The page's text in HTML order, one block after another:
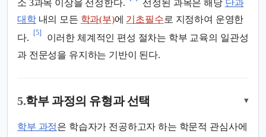
소 3과목 이상을 선정한다.
선정된 과목은 해당 단과
대학내의 모든 학과(부)에 기초필수 로 지정하여 운영한
다.
[5]
이러한 체계적인 편성 절차는 학부 교육의 일관성
과 전문성을 유지하는 기반이 된다.
5.학부 과정의 유형과 선택 ▾
학부 과정은 학습자가 전공하고자 하는 학문적 관심사에